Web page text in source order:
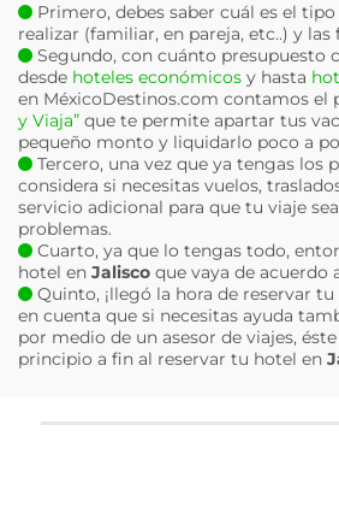
Primero, debes saber cuál es el
realizar (familiar, en pareja, etc..) y las
Segundo, con cuánto presupuesto
desde hoteles económicos y hasta
en MéxicoDestinos.com contamos el
y Viaja” que te permite apartar tus
pequeño monto y liquidarlo poco a
Tercero, una vez que ya tengas los
considera si necesitas vuelos,
servicio adicional para que tu viaje
problemas.
Cuarto, ya que lo tengas todo,
hotel en Jalisco que vaya de acuerdo
Quinto, ¡llegó la hora de reservar
en cuenta que si necesitas ayuda
por medio de un asesor de viajes,
principio a fin al reservar tu hotel en